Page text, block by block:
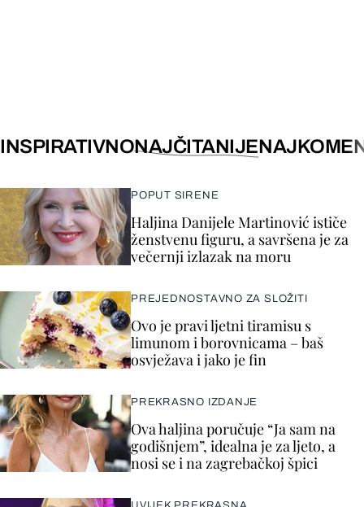
INSPIRATIVNONAJČITANIJE
POPUT SIRENE
Haljina Danijele Martinović ističe
ženstvenu figuru, a savršena je za
večernji izlazak na moru
PREJEDNOSTAVNO ZA SLOŽITI
Ovo je pravi ljetni tiramisu s
limunom i borovnicama – baš
osvježava i jako je fin
PREKRASNO IZDANJE
Ova haljina poručuje “Ja sam na
godišnjem”, idealna je za ljeto, a
nosi se i na zagrebačkoj špici